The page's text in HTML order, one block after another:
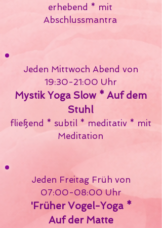
erhebend * mit
Abschlussmantra
Jeden Mittwoch Abend von
19:30-21:00 Uhr
Mystik Yoga Slow * Auf dem
Stuhl
fließend * subtil * meditativ * mit
Meditation
Jeden Freitag Früh von
07:00-08:00 Uhr
'Früher Vogel-Yoga *
Auf der Matte